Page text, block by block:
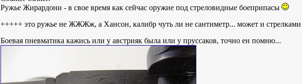
Ружье Жирардони - в свое время как сейчас оружие под стреловидные боеприпасы
+++++ это ружье не ЖЖЖж, а Хансон, калибр чуть ли не сантиметр... может и стрелками
Боевая пневматика кажись или у австрияк была или у пруссаков, точно ен помню...